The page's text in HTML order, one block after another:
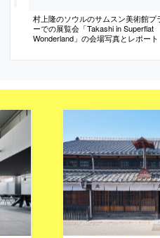
村上隆のソウルのサムスン美術館プ
ーでの展覧会「Takashi in Superflat
Wonderland」の会場写真とレポート